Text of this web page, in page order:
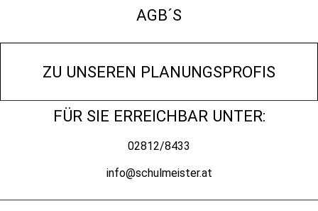
AGB´S
ZU UNSEREN PLANUNGSPROFIS
FÜR SIE ERREICHBAR UNTER:
02812/8433
info@schulmeister.at